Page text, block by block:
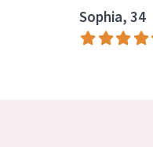
Sophia, 34